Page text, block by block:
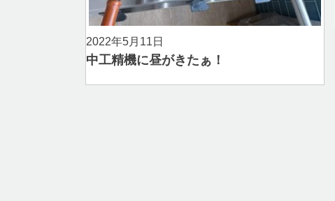
2022年5月11日
中工精機に昼がきたぁ！